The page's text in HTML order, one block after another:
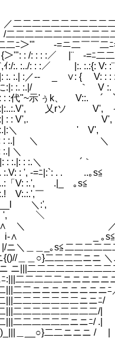
二二二二二ﾆ
二二二二ニﾆ
￣￣二ﾆ=- _
-=ﾆ二二二ニ
:.:{: V: :¨ -=ﾆ
∨: { V: : : :.＼
V :. ＼:斗―
k、 V::. ´ ` ＜:.
ソ V', イ示ﾐk､
V', Vrソ / /
:.|:＼ ' V', /ｲ:.
＼ .／ _|:.
／:::|:. :.
´｀ _ -‐ |:
. ..｡s≦ .|:. :./
:.', .|_ ｡
/: :/二ﾆヽ 同
:', ／/: :/
ﾆ/:／二
／二ニ
ニニニ
二二二二二二
ニニ ＼ニニニ
二二二ニ＼ニ
ニニニニﾆ/ ＼
ニニニニﾆ／
二二ニニﾆ/ i
二二二二/| ｜
二二ニニﾆ/ .|
二ニニニ / | |